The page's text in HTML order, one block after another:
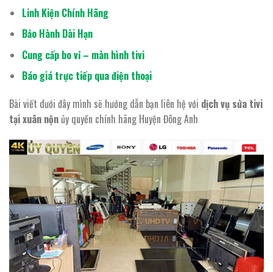
Linh Kiện Chính Hãng
Bảo Hành Dài Hạn
Cung cấp bo vỉ – màn hình tivi
Báo giá trực tiếp qua điện thoại
Bài viết dưới đây mình sẽ hướng dẫn bạn liên hệ với dịch vụ sửa tivi
tại xuân nộnủy quyền chính hãng Huyện Đông Anh